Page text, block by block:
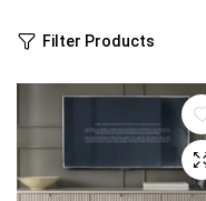
Filter Products